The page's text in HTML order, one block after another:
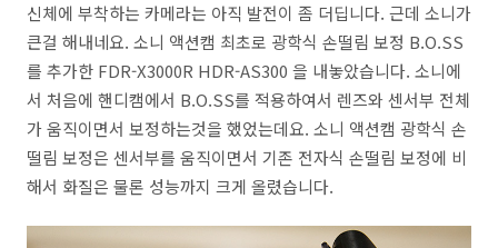
신체에 부착하는 카메라는 아직 발전이 좀 더딥니다. 근데 소니가
큰걸 해내네요. 소니 액션캠 최초로 광학식 손떨림 보정 B.O.SS
를 추가한 FDR-X3000R HDR-AS300 을 내놓았습니다. 소니에
서 처음에 핸디캠에서 B.O.SS를 적용하여서 렌즈와 센서부 전체
가 움직이면서 보정하는것을 했었는데요. 소니 액션캠 광학식 손
떨림 보정은 센서부를 움직이면서 기존 전자식 손떨림 보정에 비
해서 화질은 물론 성능까지 크게 올렸습니다.